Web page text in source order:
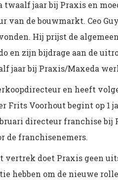
twaalf jaar bij Praxis en
van de bouwmarkt. Ceo
Hij prijst de
en zijn bijdrage aan de
jaar bij Praxis/Maxeda
en heeft
Frits Voorhout begint op 1
directeur franchise
de franchisenemers.
vertrek doet Praxis geen
hebben om de nieuwe